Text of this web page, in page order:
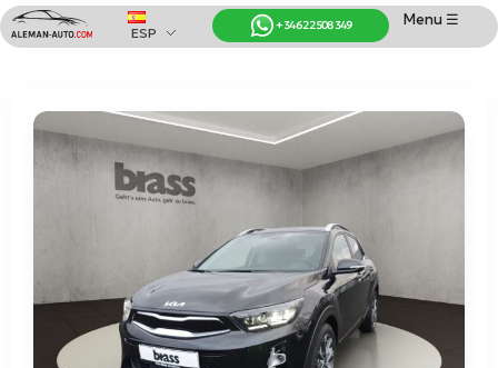
Coches de Alemania
Importación de Coches de Alemania
Menu ☰
+34 622 508 349
ESP